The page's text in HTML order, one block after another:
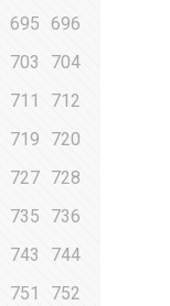
695
696
703
704
711
712
719
720
727 728
735
736
743
744
751
752